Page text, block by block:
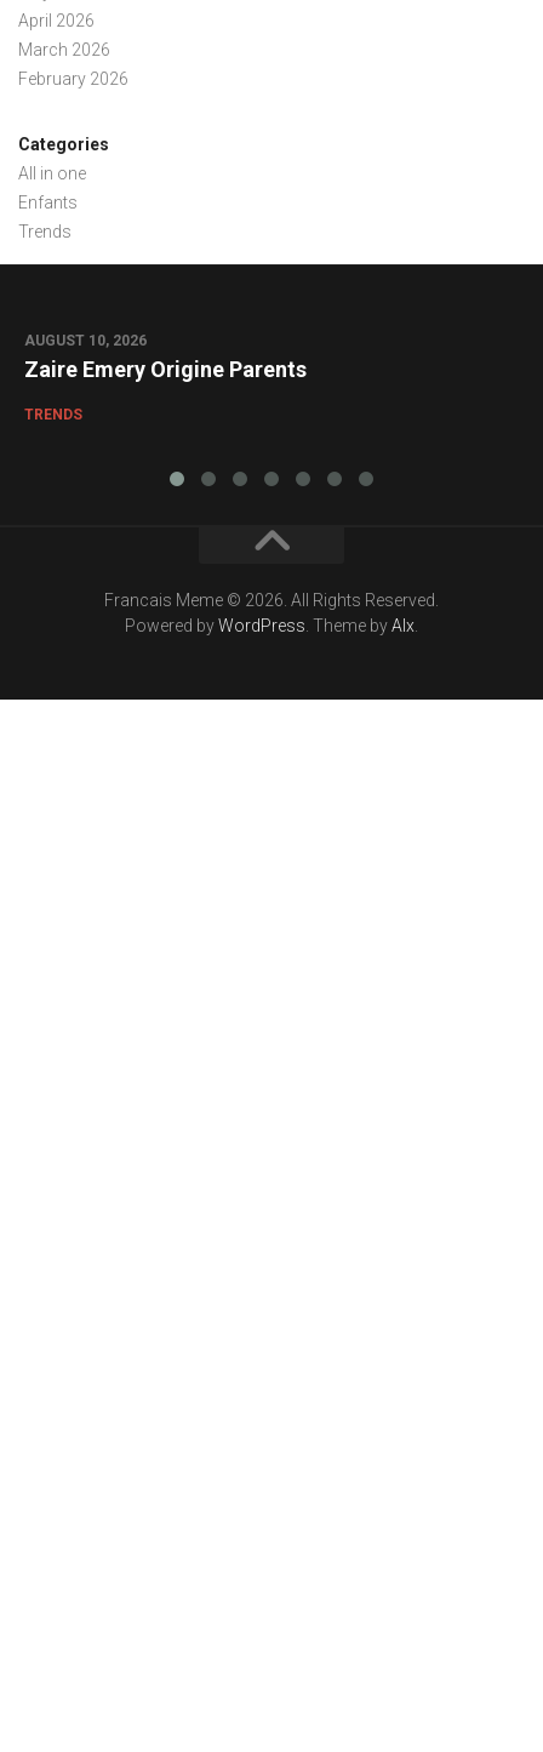
April 2026
March 2026
February 2026
Categories
All in one
Enfants
Trends
AUGUST 10, 2026
Zaire Emery Origine Parents
TRENDS
Francais Meme © 2026. All Rights Reserved.
Powered byWordPress . Theme byAlx